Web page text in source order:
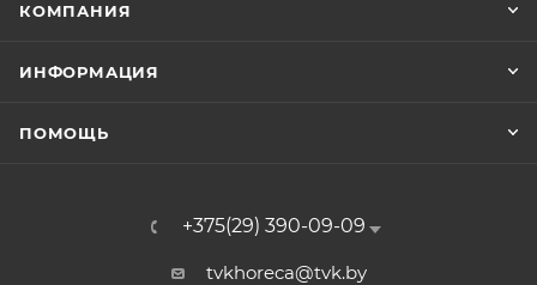
КОМПАНИЯ
ИНФОРМАЦИЯ
ПОМОЩЬ
+375(29) 390-09-09
tvkhoreca@tvk.by